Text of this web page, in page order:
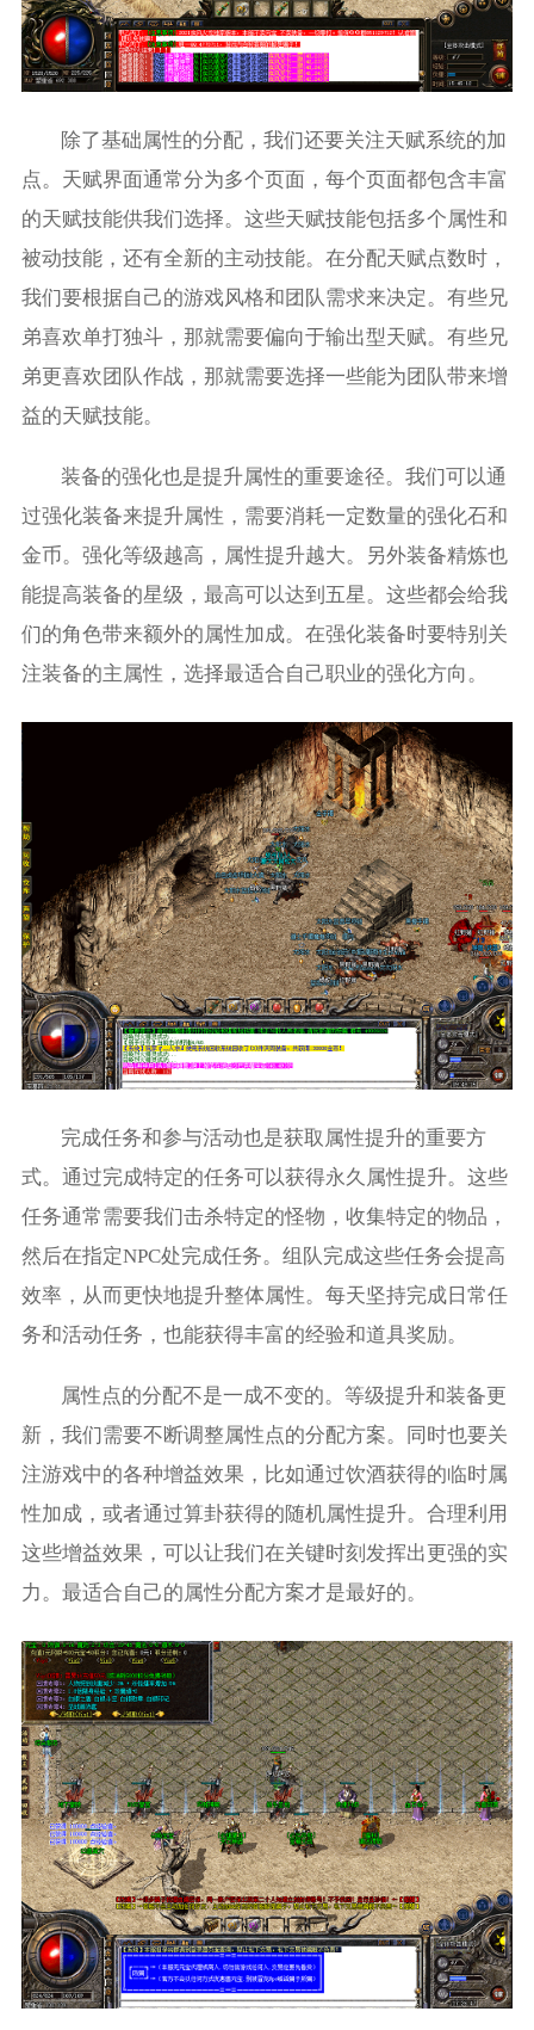
除了基础属性的分配，我们还要关注天赋系统的加
点。天赋界面通常分为多个页面，每个页面都包含丰富
的天赋技能供我们选择。这些天赋技能包括多个属性和
被动技能，还有全新的主动技能。在分配天赋点数时，
我们要根据自己的游戏风格和团队需求来决定。有些兄
弟喜欢单打独斗，那就需要偏向于输出型天赋。有些兄
弟更喜欢团队作战，那就需要选择一些能为团队带来增
益的天赋技能。
装备的强化也是提升属性的重要途径。我们可以通
过强化装备来提升属性，需要消耗一定数量的强化石和
金币。强化等级越高，属性提升越大。另外装备精炼也
能提高装备的星级，最高可以达到五星。这些都会给我
们的角色带来额外的属性加成。在强化装备时要特别关
注装备的主属性，选择最适合自己职业的强化方向。
完成任务和参与活动也是获取属性提升的重要方
式。通过完成特定的任务可以获得永久属性提升。这些
任务通常需要我们击杀特定的怪物，收集特定的物品，
然后在指定NPC处完成任务。组队完成这些任务会提高
效率，从而更快地提升整体属性。每天坚持完成日常任
务和活动任务，也能获得丰富的经验和道具奖励。
属性点的分配不是一成不变的。等级提升和装备更
新，我们需要不断调整属性点的分配方案。同时也要关
注游戏中的各种增益效果，比如通过饮酒获得的临时属
性加成，或者通过算卦获得的随机属性提升。合理利用
这些增益效果，可以让我们在关键时刻发挥出更强的实
力。最适合自己的属性分配方案才是最好的。